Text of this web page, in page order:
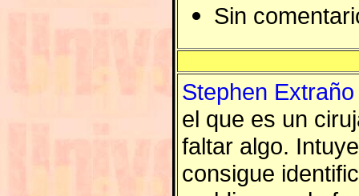
Sin
Stephen Extraño
el que es un
faltar algo.
consigue